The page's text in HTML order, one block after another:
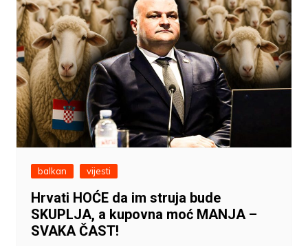
balkan vijesti
Hrvati HOĆE da im struja bude
SKUPLJA, a kupovna moć MANJA –
SVAKA ČAST!